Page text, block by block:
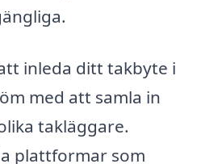
inleda ditt takbyte i
med att samla in
takläggare.
plattformar som